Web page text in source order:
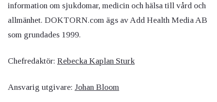
information om sjukdomar, medicin och hälsa till vård och
allmänhet. DOKTORN.com ägs av Add Health Media AB
som grundades 1999.
Chefredaktör: Rebecka Kaplan Sturk
Ansvarig utgivare: Johan Bloom